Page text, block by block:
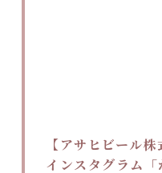
【アサヒビール
インスタグラム